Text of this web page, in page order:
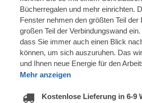
Bücherregalen und mehr einrichten.
Fenster nehmen den größten Teil der
großen Teil der Verbindungswand
dass Sie immer auch einen Blick
können, um sich auszuruhen. Das
und Ihnen neue Energie für den
Mehr anzeigen
Kostenlose Lieferung in 6-9